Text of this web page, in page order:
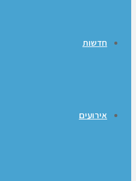
חדשות
אירועים